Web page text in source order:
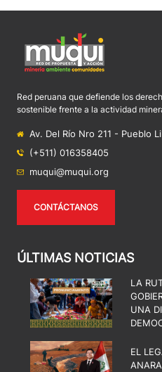
Red peruana que defiende los
sostenible frente a la actividad
Av. Del Río Nro 211 - Pueblo
(+511) 016358405
muqui@muqui.org
CONTÁCTANOS
ÚLTIMAS NOTICIAS
LA
UNA
EL